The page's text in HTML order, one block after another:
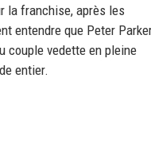
la franchise, après les
entendre que Peter
couple vedette en pleine
entier.